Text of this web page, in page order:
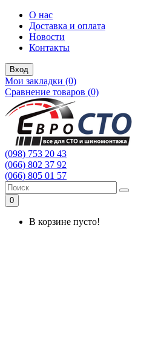
О нас
Доставка и оплата
Новости
Контакты
Вход
Мои закладки (0)
Сравнение товаров (0)
(098) 753 20 43
(066) 802 37 92
(066) 805 01 57
0
В корзине пусто!